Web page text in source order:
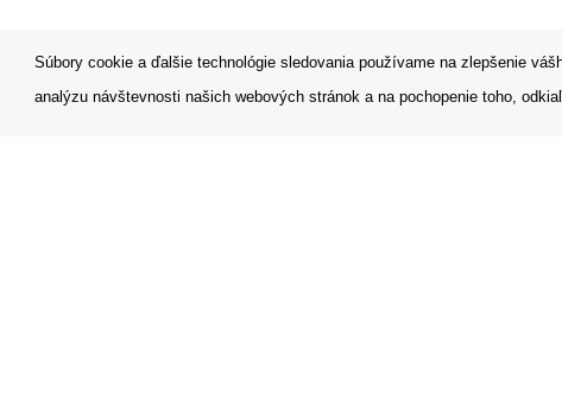
Súbory cookie a ďalšie technológie sledovania používame na zlepšenie
analýzu návštevnosti našich webových stránok a na pochopenie toho,